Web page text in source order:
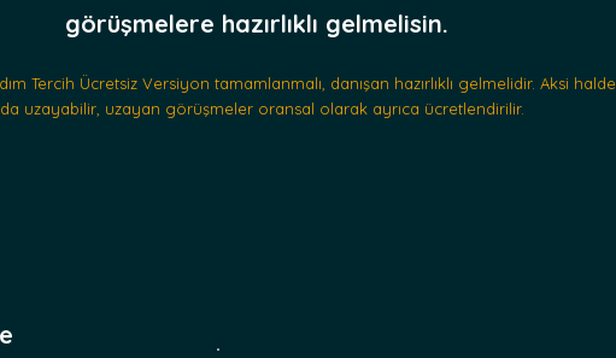
görüşmelere hazırlıklı gelmelisin.
Tercih Ücretsiz Versiyon tamamlanmalı, danışan hazırlıklı gelmelidir. Aksi halde
uzayabilir, uzayan görüşmeler oransal olarak ayrıca ücretlendirilir.